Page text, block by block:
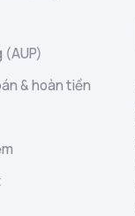
& hoàn tiền